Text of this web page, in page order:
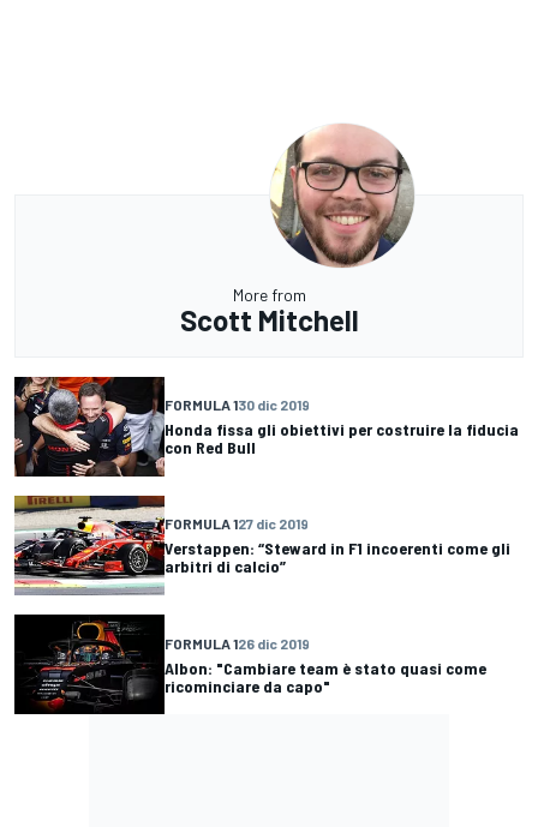
More from
Scott Mitchell
FORMULA 130 dic 2019
Honda fissa gli obiettivi per costruire la fiducia
con Red Bull
FORMULA 127 dic 2019
Verstappen: “Steward in F1 incoerenti come gli
arbitri di calcio”
FORMULA 126 dic 2019
Albon: "Cambiare team è stato quasi come
ricominciare da capo"